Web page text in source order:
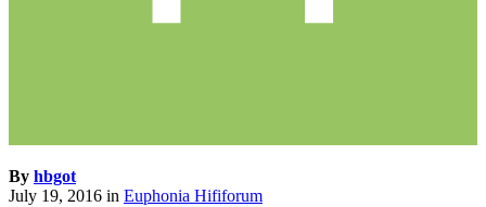
By hbgot
July 19, 2016 in Euphonia Hififorum